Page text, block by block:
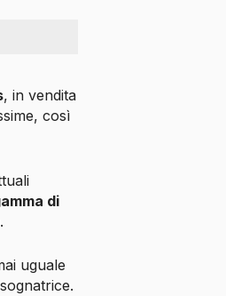
, in vendita
così
di
uguale